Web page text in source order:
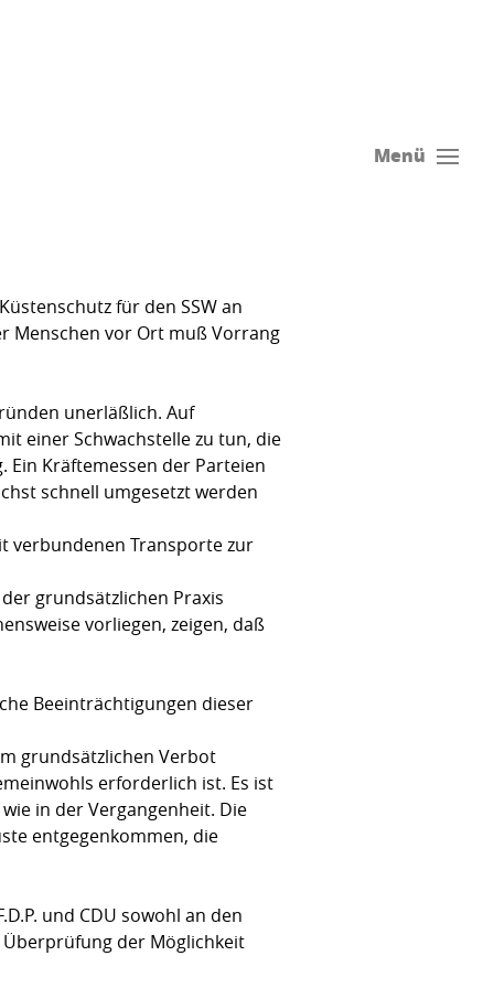
Menü
für den SSW an
Menschen vor Ort muß Vorrang
unerläßlich. Auf
einer Schwachstelle zu tun, die
Ein Kräftemessen der Parteien
schnell umgesetzt werden
verbundenen Transporte zur
grundsätzlichen Praxis
vorliegen, zeigen, daß
Beeinträchtigungen dieser
grundsätzlichen Verbot
erforderlich ist. Es ist
in der Vergangenheit. Die
entgegenkommen, die
und CDU sowohl an den
der Möglichkeit